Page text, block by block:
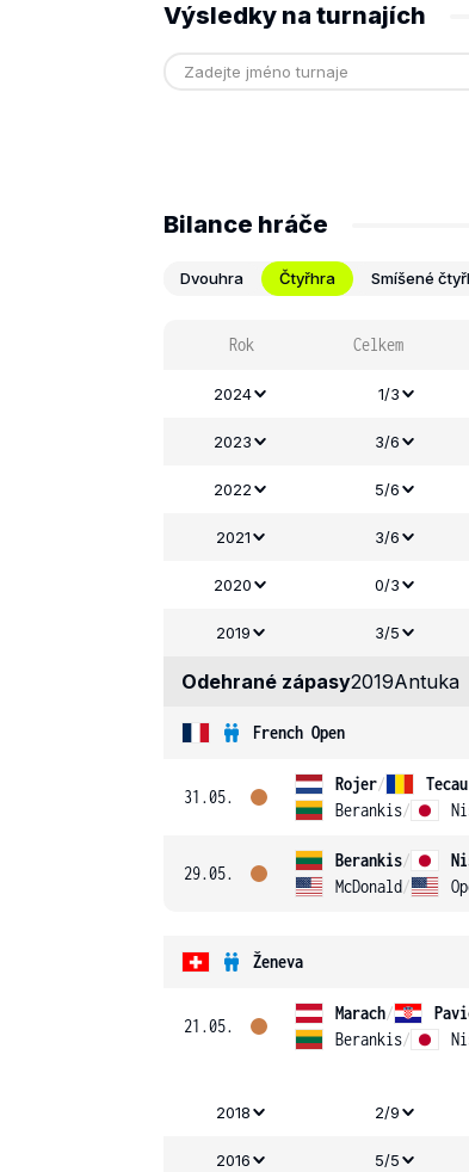
Výsledky na turnajích
Bilance hráče
Dvouhra Čtyřhra Smíšené
Rok Celkem
2024 1/3
2023 3/6
2022 5/6
2021 3/6
2020 0/3
2019 3/5
Odehrané zápasy2019Antuka
French Open
31.05.
Rojer/
Tecau
Berankis/
29.05.
Berankis/
McDonald/
Ženeva
21.05.
Marach/
Berankis/
2018 2/9
2016 5/5